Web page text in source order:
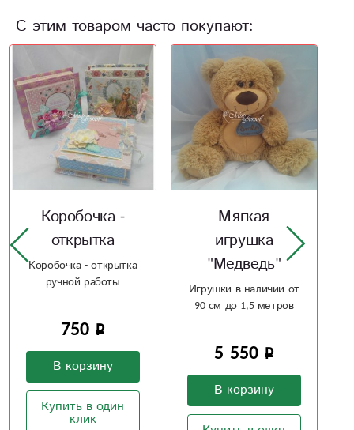
С этим товаром часто покупают:
Мягкая
игрушка
"Медведь"
Игрушки в наличии от
5 550
В корзину
Шоколадницы -
3 в одном
Шоколадницы -
под купюры ручной
работы
Купить в один
клик